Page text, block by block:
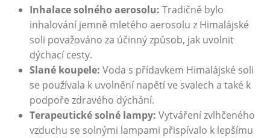
Inhalace solného aerosolu: Tradičně bylo
inhalování‌ jemně mletého aerosolu z⁤ Himalájské
soli považováno za účinný způsob, jak uvolnit
dýchací ‌cesty.
Slané koupele: Voda s přídavkem Himalájské⁤ soli
se používala k uvolnění napětí ve svalech a také k
⁤podpoře zdravého⁢ dýchání.
Terapeutické solné lampy: Vytváření zvlhčeného
vzduchu se solnými lampami přispívalo k lepšímu